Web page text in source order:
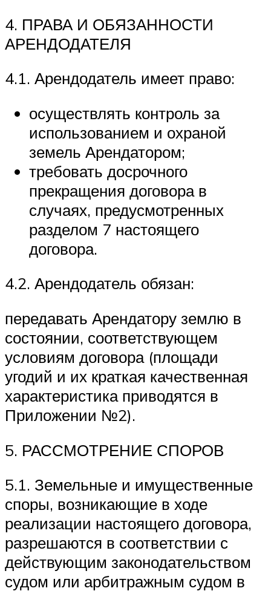
4. ПРАВА И ОБЯЗАННОСТИ
АРЕНДОДАТЕЛЯ
4.1. Арендодатель имеет право:
осуществлять контроль за
использованием и охраной
земель Арендатором;
требовать досрочного
прекращения договора в
случаях, предусмотренных
разделом 7 настоящего
договора.
4.2. Арендодатель обязан:
передавать Арендатору землю в
состоянии, соответствующем
условиям договора (площади
угодий и их краткая качественная
характеристика приводятся в
Приложении №2).
5. РАССМОТРЕНИЕ СПОРОВ
5.1. Земельные и имущественные
споры, возникающие в ходе
реализации настоящего договора,
разрешаются в соответствии с
действующим законодательством
судом или арбитражным судом в